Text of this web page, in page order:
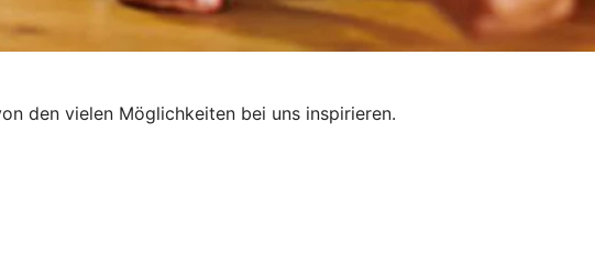
den vielen Möglichkeiten bei uns inspirieren.